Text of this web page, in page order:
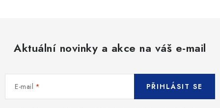
Aktuální novinky a akce na váš e-mail
E-mail PŘIHLÁSIT SE